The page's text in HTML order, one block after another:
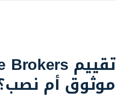
تقييم
موثوق أم